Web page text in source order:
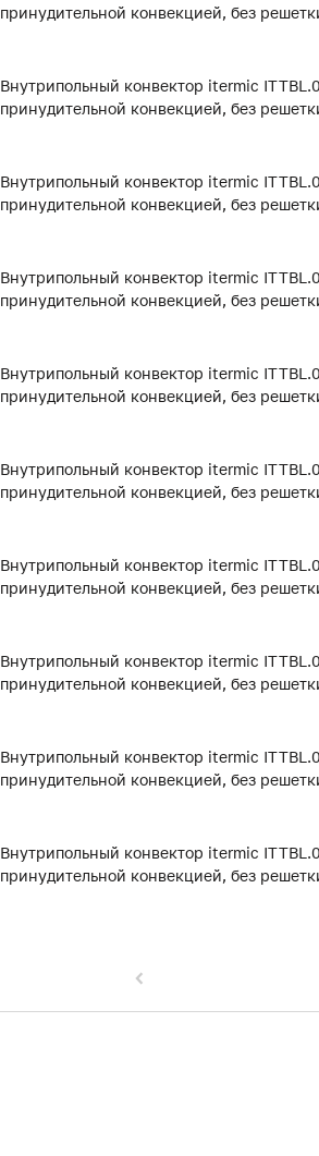
принудительной конвекцией, без
Внутрипольный конвектор itermic
принудительной конвекцией, без
Внутрипольный конвектор itermic
принудительной конвекцией, без
Внутрипольный конвектор itermic
принудительной конвекцией, без
Внутрипольный конвектор itermic
принудительной конвекцией, без
Внутрипольный конвектор itermic
принудительной конвекцией, без
Внутрипольный конвектор itermic
принудительной конвекцией, без
Внутрипольный конвектор itermic
принудительной конвекцией, без
Внутрипольный конвектор itermic
принудительной конвекцией, без
Внутрипольный конвектор itermic
принудительной конвекцией, без